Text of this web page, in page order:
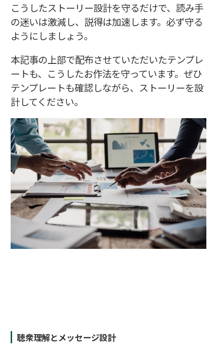
こうしたストーリー設計を守るだけで、読み手
の迷いは激減し、説得は加速します。必ず守る
ようにしましょう。
本記事の上部で配布させていただいたテンプレ
ートも、こうしたお作法を守っています。ぜひ
テンプレートも確認しながら、ストーリーを設
計してください。
聴衆理解とメッセージ設計